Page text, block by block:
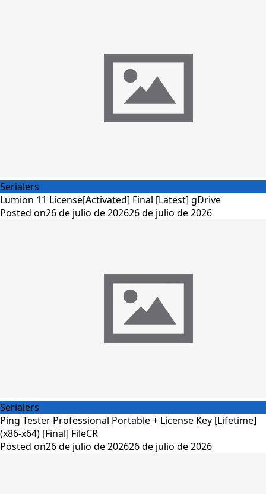
Serialers
Lumion 11 License[Activated] Final [Latest] gDrive
Posted on26 de julio de 202626 de julio de 2026
Serialers
Ping Tester Professional Portable + License Key [Lifetime]
(x86-x64) [Final] FileCR
Posted on26 de julio de 202626 de julio de 2026